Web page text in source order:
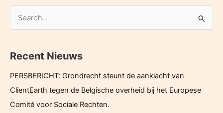
bouw
Oosterweeltunnel
k
Recent Nieuws
PERSBERICHT: Grondrecht steunt de aanklacht van
ClientEarth tegen de Belgische overheid bij het Europese
Comité voor Sociale Rechten.